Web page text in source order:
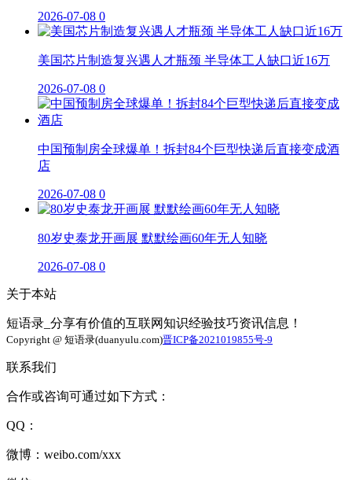
2026-07-08 0
美国芯片制造复兴遇人才瓶颈 半导体工人缺口近16万
2026-07-08 0
中国预制房全球爆单！拆封84个巨型快递后直接变成酒
店
2026-07-08 0
80岁史泰龙开画展 默默绘画60年无人知晓
2026-07-08 0
关于本站
短语录_分享有价值的互联网知识经验技巧资讯信息！
Copyright @ 短语录(duanyulu.com)晋ICP备2021019855号-9
联系我们
合作或咨询可通过如下方式：
QQ：
微博：weibo.com/xxx